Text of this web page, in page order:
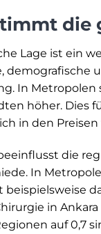
die
Lage ist ein
demografische
In
höher. Dies
in den
die
In
beispielsweise
in
auf 0,7